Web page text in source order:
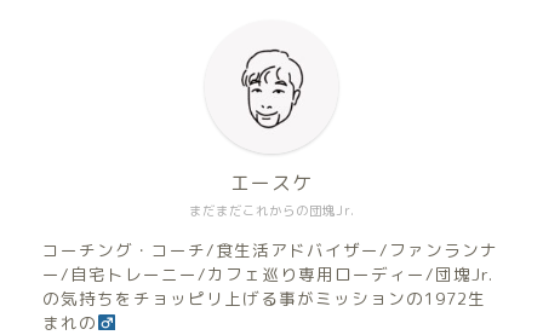
まだまだこれからの団塊Jr.
エースケ
コーチング・コーチ/食生活アドバイザー/ファンランナ
ー/自宅トレーニー/カフェ巡り専用ローディー/団塊Jr.
の気持ちをチョッピリ上げる事がミッションの1972生
まれの